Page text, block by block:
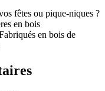
fêtes ou pique-niques ?
en bois
en bois de